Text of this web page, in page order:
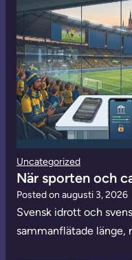
Uncategorized
När sporten och
Posted on augusti 3, 2026
Svensk idrott och
sammanflätade länge,